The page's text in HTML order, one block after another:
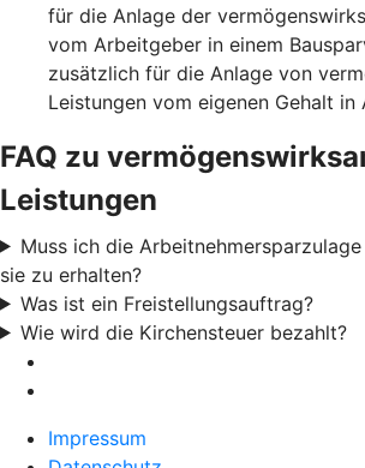
für die Anlage der
vom Arbeitgeber in einem
zusätzlich für die Anlage von
Leistungen vom eigenen Gehalt in
FAQ zu
Leistungen
Muss ich die
sie zu erhalten?
Was ist ein Freistellungsauftrag?
Wie wird die Kirchensteuer bezahlt?
Impressum